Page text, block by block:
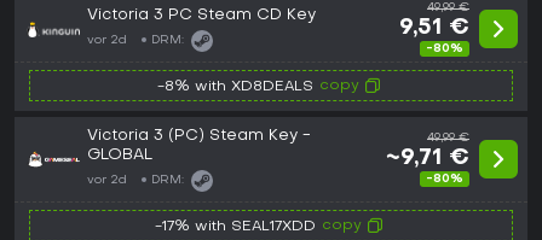
Victoria 3 PC Steam CD Key
vor 2d DRM:
49,99 €
9,51 €
-80%
-8% with XD8DEALS copy
Victoria 3 (PC) Steam Key -
GLOBAL
vor 2d DRM:
49,99 €
~9,71 €
-80%
-17% with SEAL17XDD copy